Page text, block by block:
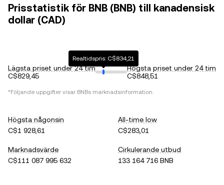
Prisstatistik för BNB (BNB) till kanadensisk
dollar (CAD)
Lägsta priset under 24 tim
C$829,45
Realtidspris: C$834,21
Högsta priset under 24 tim
C$848,51
*Följande uppgifter visar BNBs marknadsinformation.
Högsta någonsin
C$1 928,61
All-time low
C$283,01
Marknadsvärde
C$111 087 995 632
Cirkulerande utbud
133 164 716 BNB